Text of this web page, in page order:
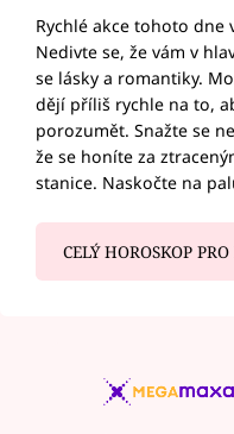
Rychlé akce tohoto dne
Nedivte se, že vám v
se lásky a romantiky.
dějí příliš rychle na to,
porozumět. Snažte se
že se honíte za
stanice. Naskočte na
CELÝ HOROSKOP